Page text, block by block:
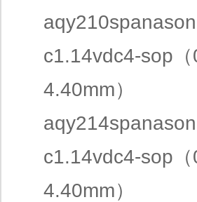
c1.14vdc4-sop（
4.40mm）
c1.14vdc4-sop（
4.40mm）